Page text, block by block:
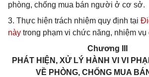
phòng, chống mua bán người ở cơ sở.
3. Thực hiện trách nhiệm quy định tại
này trong phạm vi chức năng, nhiệm vụ
Chương III
PHÁT HIỆN, XỬ LÝ HÀNH VI VI
VỀ PHÒNG, CHỐNG MUA